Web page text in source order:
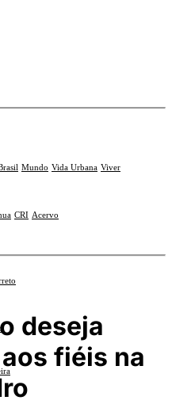
Mundo Vida Urbana Viver
CRI Acervo
deseja
fiéis na